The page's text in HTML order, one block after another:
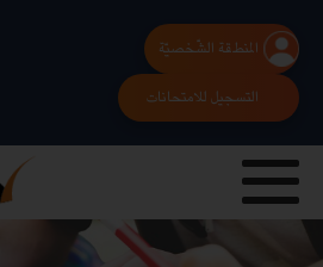
المنطقة الشّخصيّة
التسجيل للامتحانات